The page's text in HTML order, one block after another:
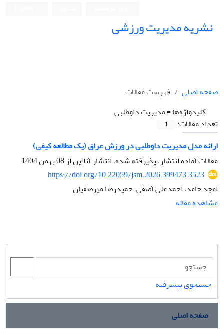
نشریه مدیریت ورزشی
صفحه اصلی
فهرست مقالات
کلیدواژه‌ها =مدیریت داوطلبی
تعداد مقالات:
1
ارائه مدل مدیریت داوطلبی در ورزش عراق (یک مطالعه کیفی)
مقالات آماده انتشار، پذیرفته شده، انتشار آنلاین از08 بهمن 1404
https://doi.org/10.22059/jsm.2026.399473.3523
امجد حامد، احمدعلی آصفی، حمیدرضا میرصفیان
مشاهده مقاله
جستجوی پیشرفته
صفحه اصلی